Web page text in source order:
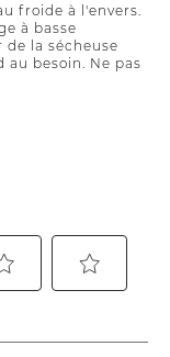
froide à l'envers.
à basse
la sécheuse
au besoin. Ne pas